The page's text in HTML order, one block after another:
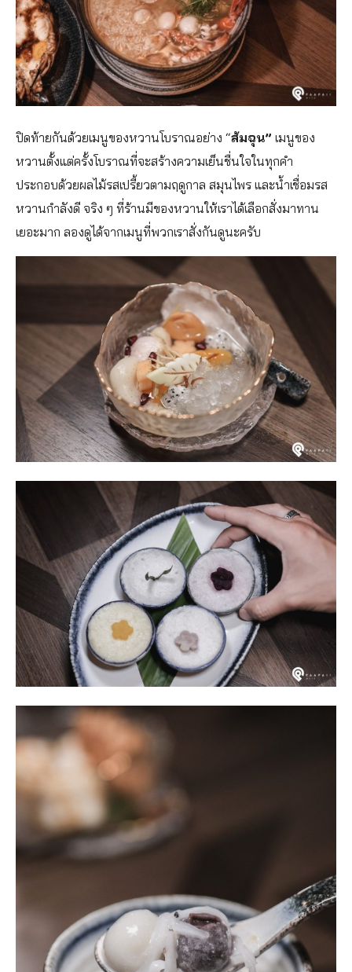
ปิดท้ายกันด้วยเมนูของหวานโบราณอย่าง “ส้มฉุน” เมนูของ
หวานตั้งแต่ครั้งโบราณที่จะสร้างความเย็นชื่นใจในทุกคำ
ประกอบด้วยผลไม้รสเปรี้ยวตามฤดูกาล สมุนไพร และน้ำเชื่อมรส
หวานกำลังดี จริง ๆ ที่ร้านมีของหวานให้เราได้เลือกสั่งมาทาน
เยอะมาก ลองดูได้จากเมนูที่พวกเราสั่งกันดูนะครับ